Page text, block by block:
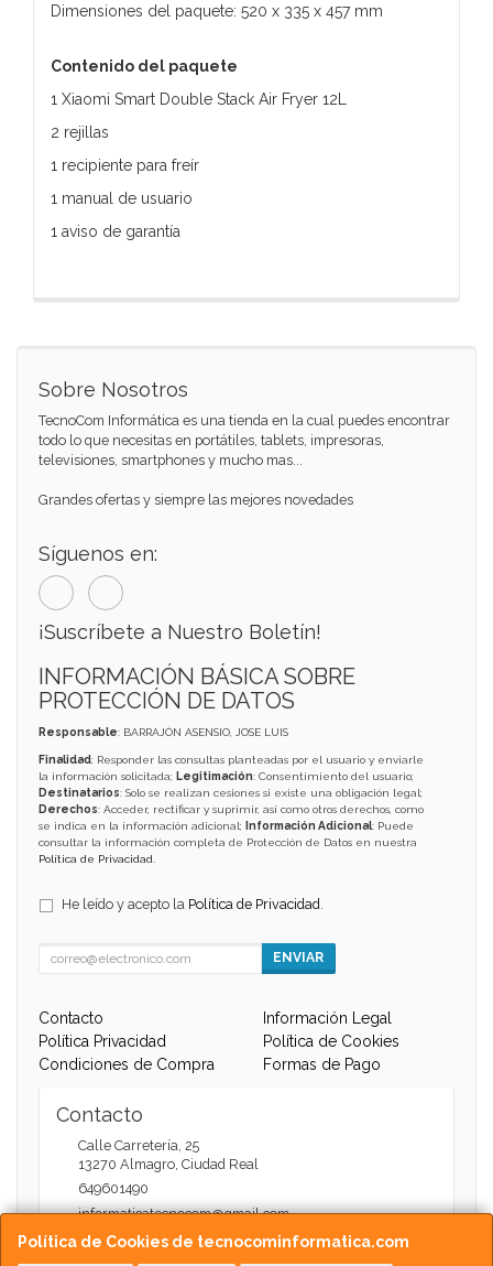
Dimensiones del paquete: 520 x 335 x 457 mm
Contenido del paquete
1 Xiaomi Smart Double Stack Air Fryer 12L
2 rejillas
1 recipiente para freír
1 manual de usuario
1 aviso de garantía
Política de Cookies de tecnocominformatica.com
Sobre Nosotros
TecnoCom Informática es una tienda en la cual puedes encontrar
todo lo que necesitas en portátiles, tablets, impresoras,
televisiones, smartphones y mucho mas...
Grandes ofertas y siempre las mejores novedades
Síguenos en:
¡Suscríbete a Nuestro Boletín!
INFORMACIÓN BÁSICA SOBRE
PROTECCIÓN DE DATOS
Responsable: BARRAJÓN ASENSIO, JOSE LUIS
Finalidad: Responder las consultas planteadas por el usuario y enviarle
la información solicitada; Legitimación: Consentimiento del usuario;
Destinatarios: Solo se realizan cesiones si existe una obligación legal;
Derechos: Acceder, rectificar y suprimir, así como otros derechos, como
se indica en la información adicional;
Información Adicional: Puede
consultar la información completa de Protección de Datos en nuestra
Política de Privacidad
He leído y acepto la Política de Privacidad
ENVIAR
Contacto
Información Legal
Política Privacidad
Política de Cookies
Condiciones de Compra
Formas de Pago
Contacto
Calle Carretería, 25
13270 Almagro Ciudad Real
649601490
informaticatecnocom@gmail.com